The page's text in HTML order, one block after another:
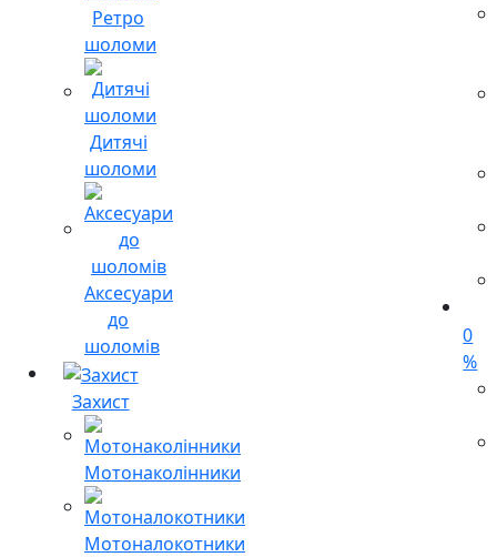
Ретро
шоломи
Дитячі
шоломи
Аксесуари
до
шоломів
Захист
Мотонаколінники
Мотоналокотники
0
%